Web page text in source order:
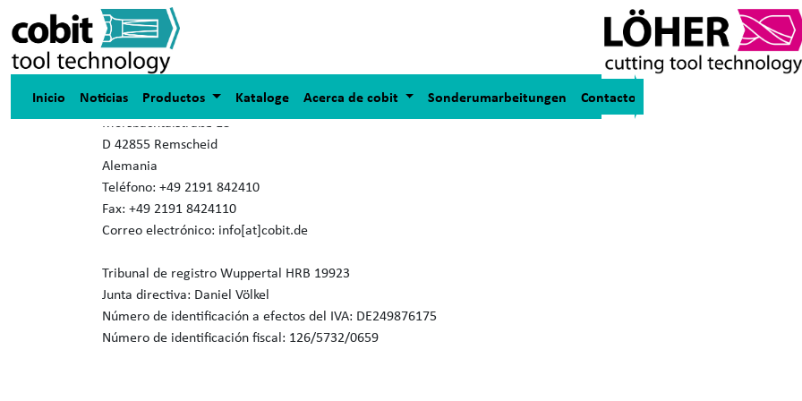
Inicio Noticias Productos Kataloge Acerca de cobit Sonderumarbeitungen Contacto
Aviso legal
cobit GmbH
Morsbachtalstraße 18
D 42855 Remscheid
Alemania
Teléfono: +49 2191 842410
Fax: +49 2191 8424110
Correo electrónico: info[at]cobit.de
Tribunal de registro Wuppertal HRB 19923
Junta directiva: Daniel Völkel
Número de identificación a efectos del IVA: DE249876175
Número de identificación fiscal: 126/5732/0659